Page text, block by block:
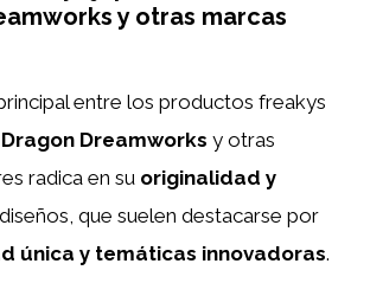
y otras marcas
entre los productos freakys
Dragon Dreamworks y otras
radica en su originalidad y
que suelen destacarse por
única y temáticas innovadoras.